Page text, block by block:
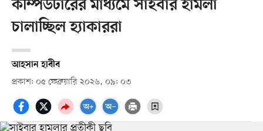
কম্পিউটারের মাধ্যমে সাইবার হামলা
চালাচ্ছিল হ্যাকাররা
আহসান হাবীব
প্রকাশ: ০৫ ফেব্রুয়ারি ২০২৬, ০৯: ০৩